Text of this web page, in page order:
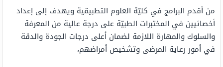
من أقدم البرامج في كليّة العلوم التطبيقية ويهدف إلى إعداد
أخصائيين في المختبرات الطبيّة على درجة عالية من المعرفة
والسلوك والمهارة اللازمة لضمان أعلى درجات الجودة والدقة
في أمور رعاية المرضى وتشخيص أمراضهم،